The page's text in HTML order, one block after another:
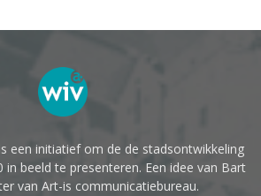
een initiatief om de de stadsontwikkeling
in beeld te presenteren. Een idee van Bart
van Art-is communicatiebureau.